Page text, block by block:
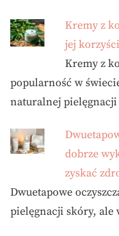
Kremy z
jej korzyści
Kremy z
popularność w
naturalnej
dobrze
zyskać
Dwuetapowe
pielęgnacji skóry, ale